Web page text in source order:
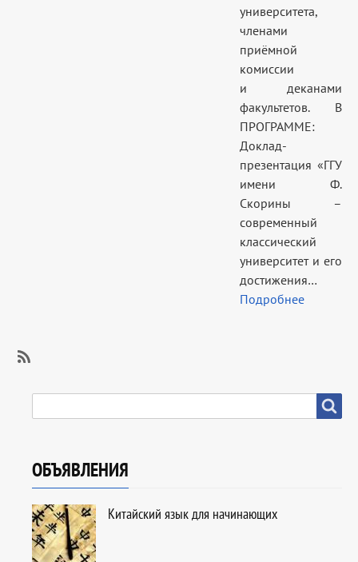
университета,
членами
приёмной
комиссии
и деканами
факультетов. В
ПРОГРАММЕ:
Доклад-
презентация «ГГУ
имени Ф.
Скорины –
современный
классический
университет и его
достижения…
Подробнее
Образование
ОБЪЯВЛЕНИЯ
Китайский язык для начинающих